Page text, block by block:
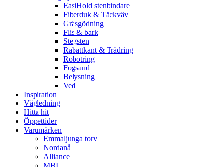
EasiHold stenbindare
Fiberduk & Täckväv
Gräsgödning
Flis & bark
Stegsten
Rabattkant & Trädring
Robotring
Fogsand
Belysning
Ved
Inspiration
Vägledning
Hitta hit
Öppettider
Varumärken
Emmaljunga torv
Nordanå
Alliance